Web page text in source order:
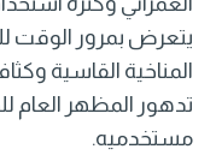
يتعرض بمرور الوقت
المناخية القاسية
تدهور المظهر
مستخدميه.